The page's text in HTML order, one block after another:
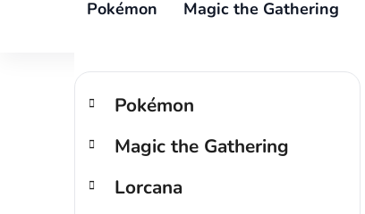
Pokémon Magic the Gathering
P Přeskočit
kategorie
K
a
e
o
Pokémon
Magic the Gathering
Lorcana